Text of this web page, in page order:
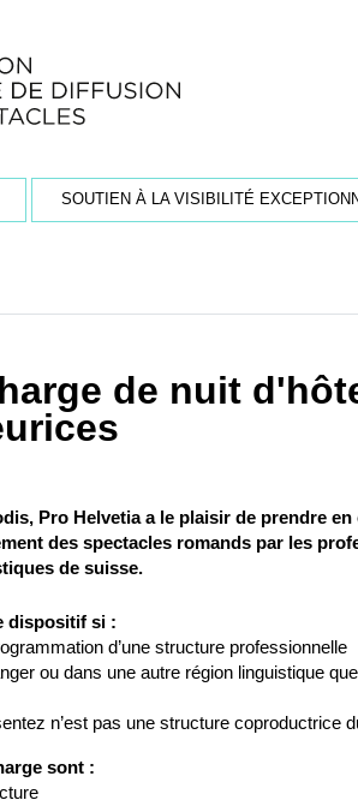
SOUTIEN À LA VISIBILITÉ
de nuit
Pro Helvetia a le plaisir de prendre
des spectacles romands par les
de suisse.
dispositif si :
d’une structure professionnelle
ou dans une autre région linguistique
n’est pas une structure coproductrice
sont :